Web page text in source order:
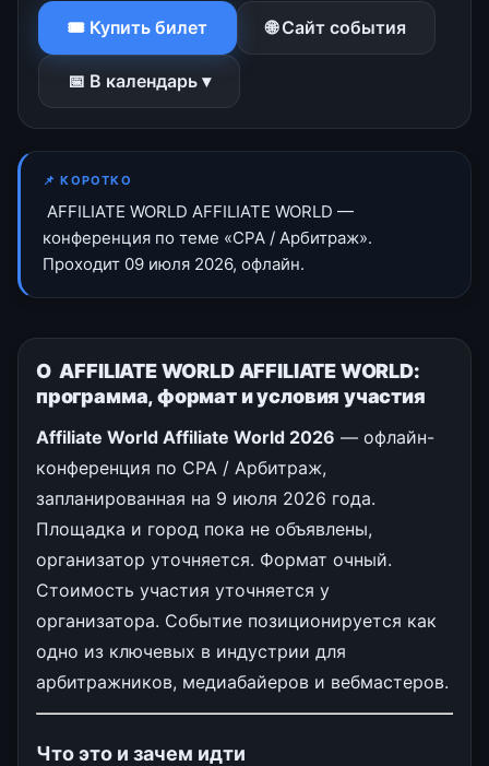
🎟 Купить билет 🌐 Сайт события
📅 В календарь ▾
📌 КОРОТКО
AFFILIATE WORLD AFFILIATE WORLD —
конференция по теме «CPA / Арбитраж».
Проходит 09 июля 2026, офлайн.
О AFFILIATE WORLD AFFILIATE WORLD:
программа, формат и условия участия
Affiliate World Affiliate World 2026 — офлайн-
конференция по CPA / Арбитраж,
запланированная на 9 июля 2026 года.
Площадка и город пока не объявлены,
организатор уточняется. Формат очный.
Стоимость участия уточняется у
организатора. Событие позиционируется как
одно из ключевых в индустрии для
арбитражников, медиабайеров и вебмастеров.
Что это и зачем идти